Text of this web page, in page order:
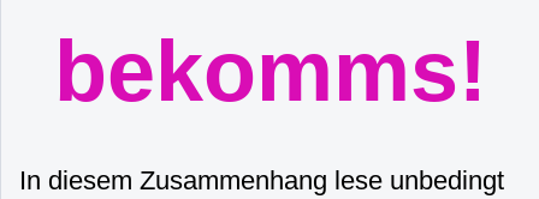
bekomms!
In diesem Zusammenhang lese unbedingt